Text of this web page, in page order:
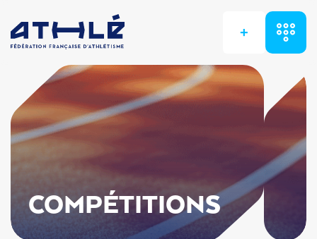
+
COMPÉTITIONS